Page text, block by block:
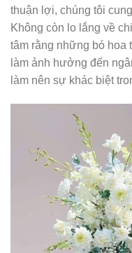
thuận lợi, chúng tôi
Không còn lo lắng về
tâm rằng những bó hoa
làm ảnh hưởng đến
làm nên sự khác biệt